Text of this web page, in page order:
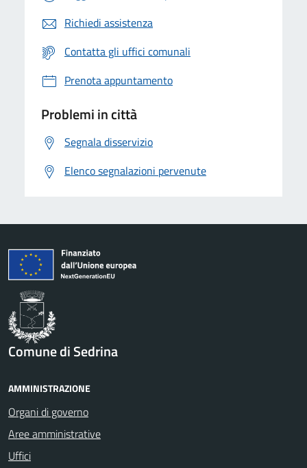
Richiedi assistenza
Contatta gli uffici comunali
Prenota appuntamento
Problemi in città
Segnala disservizio
Elenco segnalazioni pervenute
Comune di Sedrina
AMMINISTRAZIONE
Organi di governo
Aree amministrative
Uffici